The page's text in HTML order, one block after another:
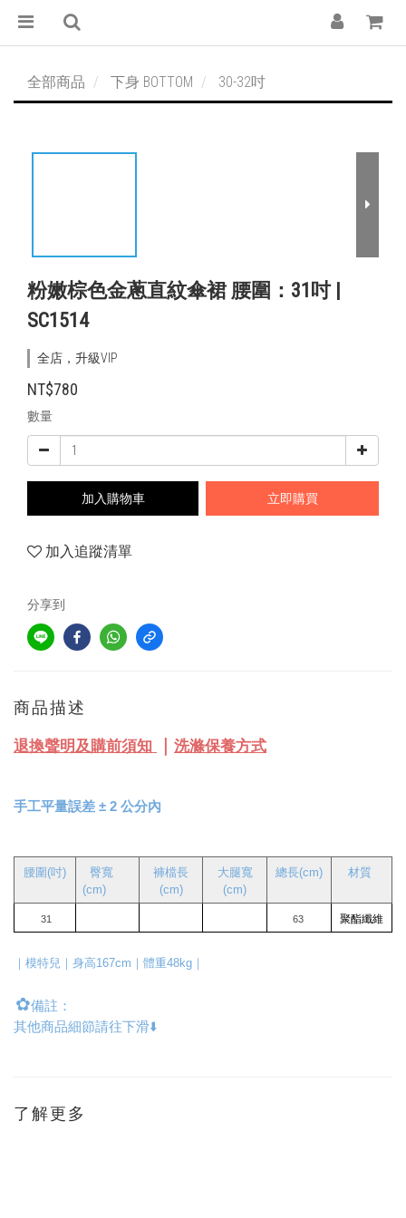
全部商品 下身 BOTTOM 30-32吋
粉嫩棕色金蔥直紋傘裙 腰圍：31吋 |
SC1514
全店，升級VIP
NT$780
數量
加入購物車 立即購買
加入追蹤清單
分享到
商品描述
退換聲明及購前須知 洗滌保養方式
手工平量誤差 ± 2 公分內
腰圍(吋)
臀寬
(cm)
褲檔長
(cm)
大腿寬
(cm)
總長(cm) 材質
31 63 聚酯纖維
｜模特兒｜身高167cm｜體重48kg｜
✿備註：
其他商品細節請往下滑⬇️
了解更多